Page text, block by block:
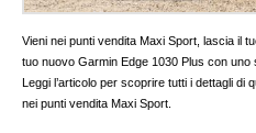
Vieni nei punti vendita Maxi Sport, lascia il
tuo nuovo Garmin Edge 1030 Plus con
Leggi l’articolo per scoprire tutti i dettagli di
nei punti vendita Maxi Sport.